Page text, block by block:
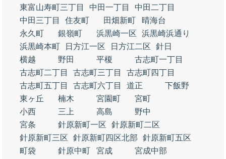
東富山寿町三丁目
中田一丁目
中田二丁目
中田三丁目
住友町 田畑新町
晴海台
永久町
銀嶺町 浜黒崎一区
浜黒崎浜通り
浜黒崎本町
日方江一区 日方江二区
針日
横越
野田 平榎
古志町一丁目
古志町二丁目
古志町三丁目
古志町四丁目
古志町五丁目
古志町六丁目 道正
下飯野
東ヶ丘
楠木 宮園町
宮町
小西
三上 高島
野中
宮条
針原新町一区
針原新町二区
針原新町三区
針原新町四区北部
針原新町五区
町袋
針原中町 宮成
宮成中部